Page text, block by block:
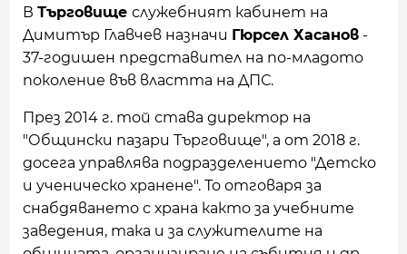
В Търговище служебният кабинет на
Димитър Главчев назначи Гюрсел Хасанов -
37-годишен представител на по-младото
поколение във властта на ДПС.
През 2014 г. той става директор на
"Общински пазари Търговище", а от 2018 г.
досега управлява подразделението "Детско
и ученическо хранене". То отговаря за
снабдяването с храна както за учебните
заведения, така и за служителите на